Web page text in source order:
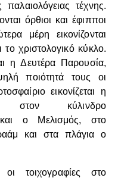
τέχνης.
όρθιοι και έφιπποι
μέρη εικονίζονται
χριστολογικό κύκλο.
η Δευτέρα Παρουσία,
ποιότητά τους οι
εικονίζεται η
στον κύλινδρο
και ο Μελισμός, στο
και στα πλάγια ο
τοιχογραφίες στο